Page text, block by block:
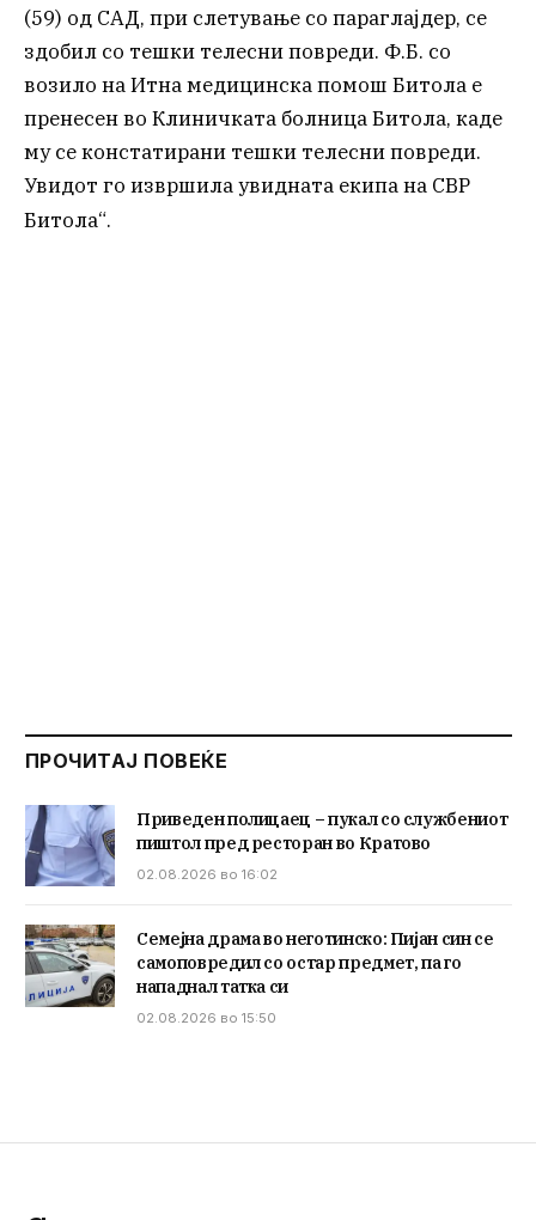
(59) од САД, при слетување со параглајдер, се
здобил со тешки телесни повреди. Ф.Б. со
возило на Итна медицинска помош Битола е
пренесен во Клиничката болница Битола, каде
му се констатирани тешки телесни повреди.
Увидот го извршила увидната екипа на СВР
Битола“.
ПРОЧИТАЈ ПОВЕЌЕ
Приведен полицаец – пукал со службениот
пиштол пред ресторан во Кратово
02.08.2026 во 16:02
Семејна драма во неготинско: Пијан син се
самоповредил со остар предмет, па го
нападнал татка си
02.08.2026 во 15:50